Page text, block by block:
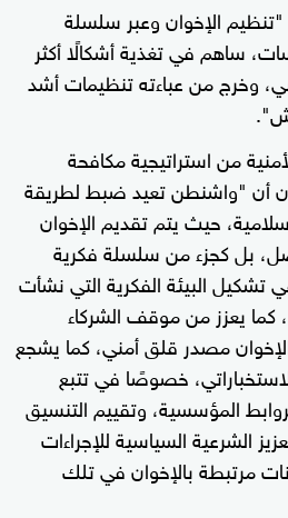
الإخوان وعبر سلسلة
ساهم في تغذية أشكالًا أكثر
وخرج من عباءته تنظيمات أشد
من استراتيجية مكافحة
أن "واشنطن تعيد ضبط لطريقة
حيث يتم تقديم الإخوان
بل كجزء من سلسلة فكرية
البيئة الفكرية التي نشأت
كما يعزز من موقف الشركاء
الإخوان مصدر قلق أمني، كما يشجع
خصوصًا في تتبع
المؤسسية، وتقييم التنسيق
الشرعية السياسية للإجراءات
مرتبطة بالإخوان في تلك